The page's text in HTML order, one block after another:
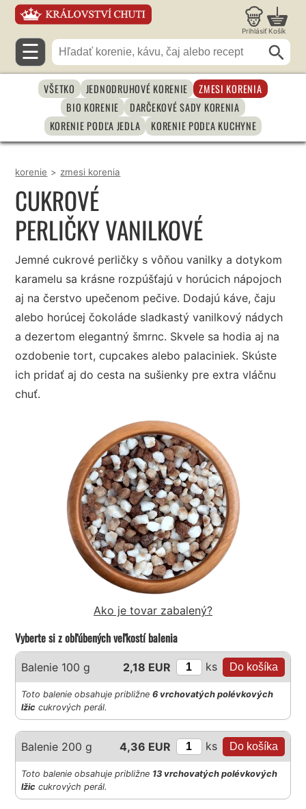
Prihlásiť Košík
☰
VŠETKO JEDNODRUHOVÉ KORENIE
ZMESI KORENIA
BIO KORENIE
DARČEKOVÉ SADY KORENIA
KORENIE PODĽA JEDLA
KORENIE PODĽA KUCHYNE
korenie > zmesi korenia
CUKROVÉ
PERLIČKY VANILKOVÉ
Jemné cukrové perličky s vôňou vanilky a dotykom
karamelu sa krásne rozpúšťajú v horúcich nápojoch
aj na čerstvo upečenom pečive. Dodajú káve, čaju
alebo horúcej čokoláde sladkastý vanilkový nádych
a dezertom elegantný šmrnc. Skvele sa hodia aj na
ozdobenie tort, cupcakes alebo palaciniek. Skúste
ich pridať aj do cesta na sušienky pre extra vláčnu
chuť.
Ako je tovar zabalený?
Vyberte si z obľúbených veľkostí balenia
Balenie 100 g 2,18 EUR ks
Toto balenie obsahuje približne6 vrchovatých polévkových
lžic cukrových perál.
Balenie 200 g 4,36 EUR ks
Toto balenie obsahuje približne 13 vrchovatých polévkových
lžic cukrových perál.